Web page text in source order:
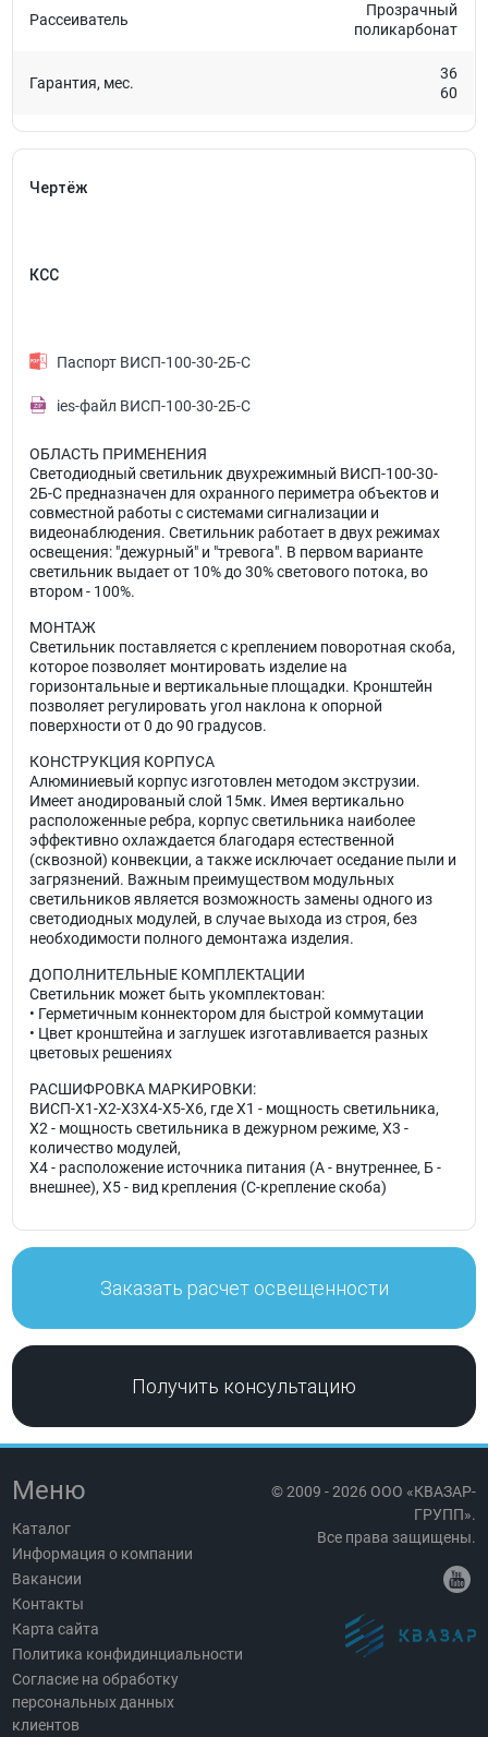
Рассеиватель
Прозрачный
поликарбонат
Гарантия, мес.
36
60
Чертёж
КСС
Паспорт ВИСП-100-30-2Б-С
ies-файл ВИСП-100-30-2Б-С
ОБЛАСТЬ ПРИМЕНЕНИЯ
Светодиодный светильник двухрежимный ВИСП-100-30-
2Б-С предназначен для охранного периметра объектов и
совместной работы с системами сигнализации и
видеонаблюдения. Светильник работает в двух режимах
освещения: "дежурный" и "тревога". В первом варианте
светильник выдает от 10% до 30% светового потока, во
втором - 100%.
МОНТАЖ
Светильник поставляется с креплением поворотная скоба,
которое позволяет монтировать изделие на
горизонтальные и вертикальные площадки. Кронштейн
позволяет регулировать угол наклона к опорной
поверхности от 0 до 90 градусов.
КОНСТРУКЦИЯ КОРПУСА
Алюминиевый корпус изготовлен методом экструзии.
Имеет анодированый слой 15мк. Имея вертикально
расположенные ребра, корпус светильника наиболее
эффективно охлаждается благодаря естественной
(сквозной) конвекции, а также исключает оседание пыли и
загрязнений. Важным преимуществом модульных
светильников является возможность замены одного из
светодиодных модулей, в случае выхода из строя, без
необходимости полного демонтажа изделия.
ДОПОЛНИТЕЛЬНЫЕ КОМПЛЕКТАЦИИ
Светильник может быть укомплектован:
• Герметичным коннектором для быстрой коммутации
• Цвет кронштейна и заглушек изготавливается разных
цветовых решениях
РАСШИФРОВКА МАРКИРОВКИ:
ВИСП-X1-Х2-X3X4-X5-X6, где X1 - мощность светильника,
Х2 - мощность светильника в дежурном режиме, Х3 -
количество модулей,
X4 - расположение источника питания (А - внутреннее, Б -
внешнее), X5 - вид крепления (C-крепление скоба)
Заказать расчет освещенности
Получить консультацию
Меню
Каталог
Информация о компании
Вакансии
Контакты
Карта сайта
Политика конфидинциальности
Согласие на обработку
персональных данных
клиентов
© 2009 - 2026 ООО «КВАЗАР-
ГРУПП».
Все права защищены.